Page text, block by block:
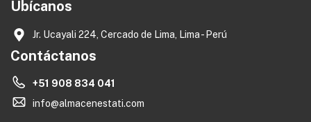
Ubícanos
Jr. Ucayali 224, Cercado de Lima, Lima - Perú
Contáctanos
+51 908 834 041
info@almacenestati.com